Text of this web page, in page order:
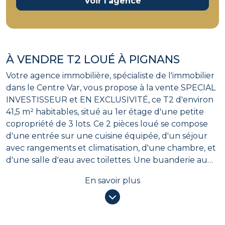
À VENDRE T2 LOUÉ À PIGNANS
Votre agence immobilière, spécialiste de l'immobilier
dans le Centre Var, vous propose à la vente SPECIAL
INVESTISSEUR et EN EXCLUSIVITÉ, ce T2 d'environ
41,5 m² habitables, situé au 1er étage d'une petite
copropriété de 3 lots. Ce 2 pièces loué se compose
d'une entrée sur une cuisine équipée, d'un séjour
avec rangements et climatisation, d'une chambre, et
d'une salle d'eau avec toilettes. Une buanderie au
investissement locatif se situe à proximité directe de
En savoir plus